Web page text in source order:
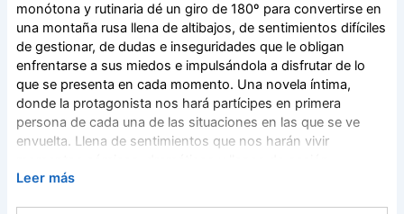
monótona y rutinaria dé un giro de 180º para convertirse en
una montaña rusa llena de altibajos, de sentimientos difíciles
de gestionar, de dudas e inseguridades que le obligan
enfrentarse a sus miedos e impulsándola a disfrutar de lo
que se presenta en cada momento. Una novela íntima,
donde la protagonista nos hará partícipes en primera
persona de cada una de las situaciones en las que se ve
envuelta. Llena de sentimientos que nos harán vivir
Leer más